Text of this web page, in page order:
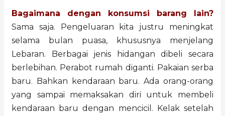
Bagaimana dengan konsumsi barang lain?
Sama saja. Pengeluaran kita justru meningkat
selama bulan puasa, khususnya menjelang
Lebaran. Berbagai jenis hidangan dibeli secara
berlebihan. Perabot rumah diganti. Pakaian serba
baru. Bahkan kendaraan baru. Ada orang-orang
yang sampai memaksakan diri untuk membeli
kendaraan baru dengan mencicil. Kelak setelah